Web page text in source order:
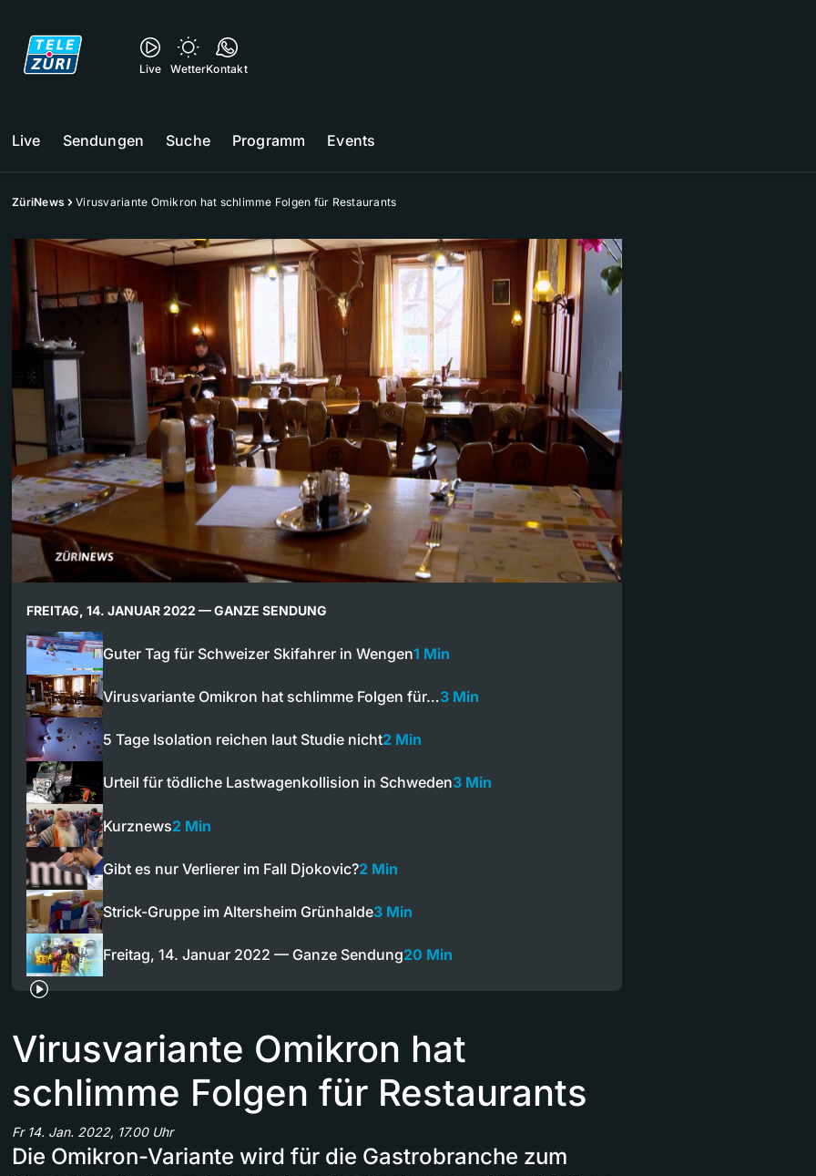
Live WetterKontakt
Live Sendungen Suche Programm Events
ZüriNews Virusvariante Omikron hat schlimme Folgen für Restaurants
FREITAG, 14. JANUAR 2022 — GANZE SENDUNG
Guter Tag für Schweizer Skifahrer in Wengen1 Min
Virusvariante Omikron hat schlimme Folgen für…3 Min
5 Tage Isolation reichen laut Studie nicht2 Min
Urteil für tödliche Lastwagenkollision in Schweden3 Min
Kurznews2 Min
Gibt es nur Verlierer im Fall Djokovic?2 Min
Strick-Gruppe im Altersheim Grünhalde3 Min
Freitag, 14. Januar 2022 — Ganze Sendung20 Min
Virusvariante Omikron hat
schlimme Folgen für Restaurants
Fr 14. Jan. 2022, 17.00 Uhr
Die Omikron-Variante wird für die Gastrobranche zum